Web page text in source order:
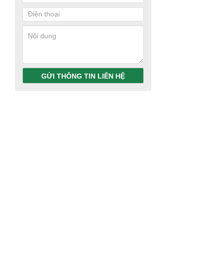
GỬI THÔNG TIN LIÊN HỆ